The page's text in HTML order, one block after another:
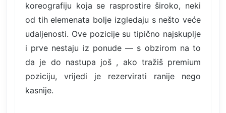
koreografiju koja se rasprostire široko, neki
od tih elemenata bolje izgledaju s nešto veće
udaljenosti. Ove pozicije su tipično najskuplje
i prve nestaju iz ponude — s obzirom na to
da je do nastupa još , ako tražiš premium
poziciju, vrijedi je rezervirati ranije nego
kasnije.